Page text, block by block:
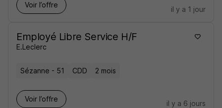
Voir l’offre
il y a 1 jour
Employé Libre Service H/F
E.Leclerc
Sézanne - 51 CDD 2 mois
Voir l’offre
il y a 6 jours